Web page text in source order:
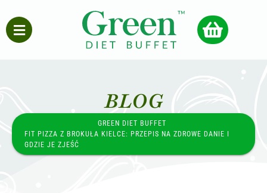
BLOG
GREEN DIET BUFFET
FIT PIZZA Z BROKUŁA KIELCE: PRZEPIS NA ZDROWE DANIE I
GDZIE JE ZJEŚĆ